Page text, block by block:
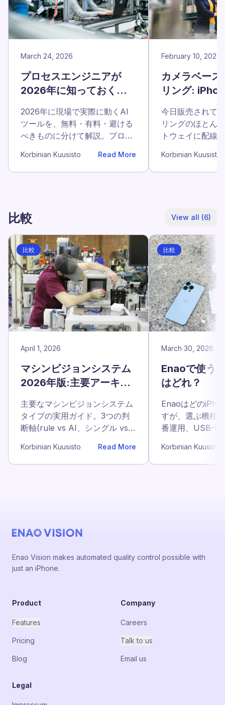
March 24, 2026
プロセスエンジニアが
2026年に知っておくべ
2026年に現場で実際に動くAI
ツールを、無料・有料・避ける
べきものに分けて解説。プロセ
業を変える5つの領域。
Korbinian Kuusisto Read More
February 10, 2026
カメラベー
リング:
今日販売されて
リングのほとん
トウェイに配線
ボードを構築す
す...
Korbinian Kuusisto
比較 View all (6)
比較
April 1, 2026
マシンビジョンシステム
2026年版:主要アーキテ
クチャの完全ガイド
主要なマシンビジョンシステム
タイプの実用ガイド。3つの判
断軸(rule vs AI、シングル vs
fleet)、5行の判断テーブル、各
アーキテクチャの3年間の実コ
Korbinian Kuusisto Read More
比較
March 30, 2026
Enaoで使う
はどれ？
Enaoはどの
すが、選ぶ機種
番運用、USB-C
べきかを解説し
Korbinian Kuusisto
Enao Vision makes automated quality control possible with
just an iPhone.
Product
Features
Pricing
Blog
Company
Careers
Talk to us
Email us
Legal